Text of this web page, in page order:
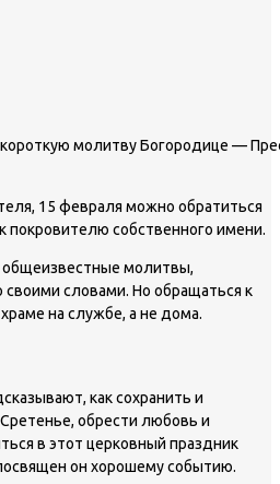
молитву Богородице —
15 февраля можно обратиться
покровителю собственного имени.
молитвы,
словами. Но обращаться к
на службе, а не дома.
как сохранить и
обрести любовь и
в этот церковный праздник
он хорошему событию.